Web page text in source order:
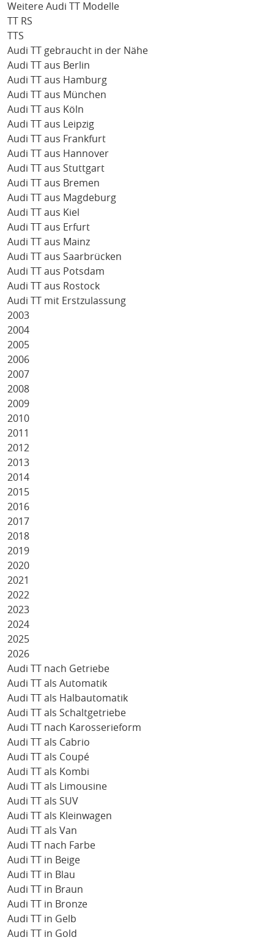
Weitere Audi TT Modelle
TT RS
TTS
Audi TT gebraucht in der Nähe
Audi TT aus Berlin
Audi TT aus Hamburg
Audi TT aus München
Audi TT aus Köln
Audi TT aus Leipzig
Audi TT aus Frankfurt
Audi TT aus Hannover
Audi TT aus Stuttgart
Audi TT aus Bremen
Audi TT aus Magdeburg
Audi TT aus Kiel
Audi TT aus Erfurt
Audi TT aus Mainz
Audi TT aus Saarbrücken
Audi TT aus Potsdam
Audi TT aus Rostock
Audi TT mit Erstzulassung
2003
2004
2005
2006
2007
2008
2009
2010
2011
2012
2013
2014
2015
2016
2017
2018
2019
2020
2021
2022
2023
2024
2025
2026
Audi TT nach Getriebe
Audi TT als Automatik
Audi TT als Halbautomatik
Audi TT als Schaltgetriebe
Audi TT nach Karosserieform
Audi TT als Cabrio
Audi TT als Coupé
Audi TT als Kombi
Audi TT als Limousine
Audi TT als SUV
Audi TT als Kleinwagen
Audi TT als Van
Audi TT nach Farbe
Audi TT in Beige
Audi TT in Blau
Audi TT in Braun
Audi TT in Bronze
Audi TT in Gelb
Audi TT in Gold